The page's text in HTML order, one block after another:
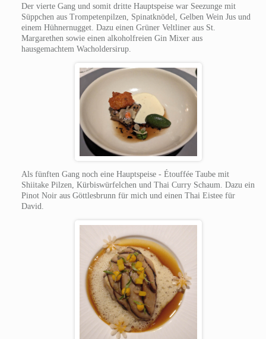
Der vierte Gang und somit dritte Hauptspeise war Seezunge mit
Süppchen aus Trompetenpilzen, Spinatknödel, Gelben Wein Jus und
einem Hühnernugget. Dazu einen Grüner Veltliner aus St.
Margarethen sowie einen alkoholfreien Gin Mixer aus
hausgemachtem Wacholdersirup.
Als fünften Gang noch eine Hauptspeise - Étouffée Taube mit
Shiitake Pilzen, Kürbiswürfelchen und Thai Curry Schaum. Dazu ein
Pinot Noir aus Göttlesbrunn für mich und einen Thai Eistee für
David.